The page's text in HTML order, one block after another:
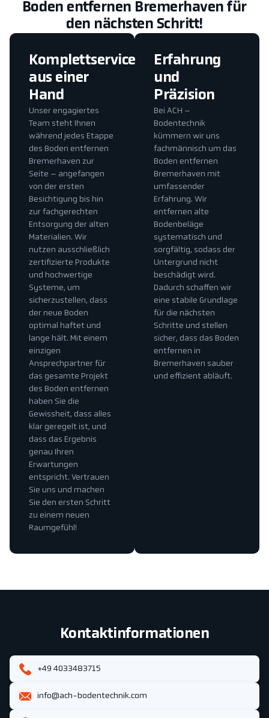
Boden entfernen Bremerhaven für
den nächsten Schritt!
Erfahrung
und
Präzision
Bei ACH –
Bodentechnik
kümmern wir uns
fachmännisch um das
Boden entfernen
Bremerhaven mit
umfassender
Erfahrung. Wir
entfernen alte
Bodenbeläge
systematisch und
sorgfältig, sodass der
Untergrund nicht
beschädigt wird.
Dadurch schaffen wir
eine stabile Grundlage
für die nächsten
Schritte und stellen
sicher, dass das Boden
entfernen in
Bremerhaven sauber
und effizient abläuft.
Komplettservice
aus einer
Hand
Unser engagiertes
Team steht Ihnen
während jedes Etappe
des Boden entfernen
Bremerhaven zur
Seite – angefangen
von der ersten
Besichtigung bis hin
zur fachgerechten
Entsorgung der alten
Materialien. Wir
nutzen ausschließlich
zertifizierte Produkte
und hochwertige
Systeme, um
sicherzustellen, dass
der neue Boden
optimal haftet und
lange hält. Mit einem
einzigen
Ansprechpartner für
das gesamte Projekt
des Boden entfernen
haben Sie die
Gewissheit, dass alles
klar geregelt ist, und
dass das Ergebnis
genau Ihren
Erwartungen
entspricht. Vertrauen
Sie uns und machen
Sie den ersten Schritt
zu einem neuen
Raumgefühl!
Kontaktinformationen
+49 4033483715
info@ach-bodentechnik.com